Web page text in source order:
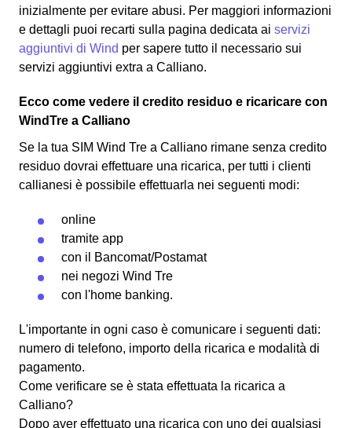
inizialmente per evitare abusi. Per maggiori informazioni
e dettagli puoi recarti sulla pagina dedicata ai servizi
aggiuntivi di Wind per sapere tutto il necessario sui
servizi aggiuntivi extra a Calliano.
Ecco come vedere il credito residuo e ricaricare con
WindTre a Calliano
Se la tua SIM Wind Tre a Calliano rimane senza credito
residuo dovrai effettuare una ricarica, per tutti i clienti
callianesi è possibile effettuarla nei seguenti modi:
online
tramite app
con il
Bancomat/Postamat
nei negozi Wind Tre
con l'home banking.
L'importante in ogni caso è comunicare i seguenti dati:
numero di telefono, importo della ricarica e modalità di
pagamento.
Come verificare se è stata effettuata la ricarica a
Calliano?
Dopo aver effettuato una ricarica con uno dei qualsiasi